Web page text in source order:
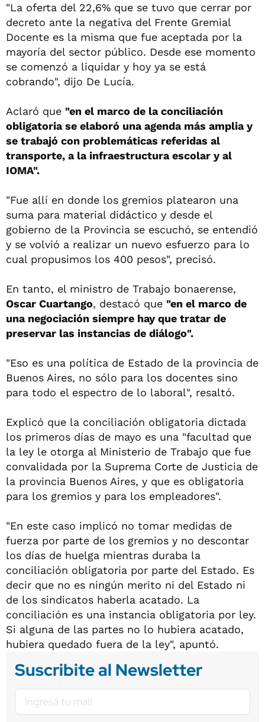
"La oferta del 22,6% que se tuvo que cerrar por
decreto ante la negativa del Frente Gremial
Docente es la misma que fue aceptada por la
mayoría del sector público. Desde ese momento
se comenzó a liquidar y hoy ya se está
cobrando", dijo De Lucía.
Aclaró que "en el marco de la conciliación
obligatoria se elaboró una agenda más amplia y
se trabajó con problemáticas referidas al
transporte, a la infraestructura escolar y al
IOMA".
"Fue allí en donde los gremios platearon una
suma para material didáctico y desde el
gobierno de la Provincia se escuchó, se entendió
y se volvió a realizar un nuevo esfuerzo para lo
cual propusimos los 400 pesos", precisó.
En tanto, el ministro de Trabajo bonaerense,
Oscar Cuartango, destacó que "en el marco de
una negociación siempre hay que tratar de
preservar las instancias de diálogo".
"Eso es una política de Estado de la provincia de
Buenos Aires, no sólo para los docentes sino
para todo el espectro de lo laboral", resaltó.
Explicó que la conciliación obligatoria dictada
los primeros días de mayo es una "facultad que
la ley le otorga al Ministerio de Trabajo que fue
convalidada por la Suprema Corte de Justicia de
la provincia Buenos Aires, y que es obligatoria
para los gremios y para los empleadores".
"En este caso implicó no tomar medidas de
fuerza por parte de los gremios y no descontar
los días de huelga mientras duraba la
conciliación obligatoria por parte del Estado. Es
decir que no es ningún merito ni del Estado ni
de los sindicatos haberla acatado. La
conciliación es una instancia obligatoria por ley.
Si alguna de las partes no lo hubiera acatado,
hubiera quedado fuera de la ley", apuntó.
Suscribite al Newsletter